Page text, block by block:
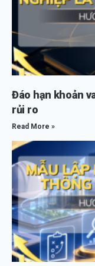
Đáo hạn khoản
rủi ro
Read More »